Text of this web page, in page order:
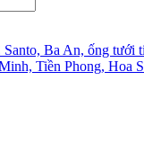
Ba An, ống tưới
Tiền Phong, Hoa